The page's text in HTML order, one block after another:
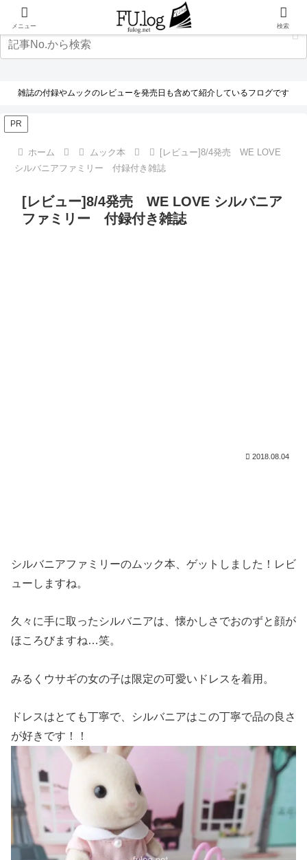
雑誌の付録やムックのレビューを発売日も含めて紹介しているフログです
PR
ホーム ムック本
[レビュー]8/4発売 WE LOVE
シルバニアファミリー 付録付き雑誌
[レビュー]8/4発売 WE LOVE シルバニア
ファミリー 付録付き雑誌
2018.08.04
シルバニアファミリーのムック本、ゲットしました！レビ
ューしますね。
久々に手に取ったシルバニアは、懐かしさでおのずと顔が
ほころびますね…笑。
みるくウサギの女の子は限定の可愛いドレスを着用。
ドレスはとても丁寧で、シルバニアはこの丁寧で品の良さ
が好きです！！
メニュー 検索